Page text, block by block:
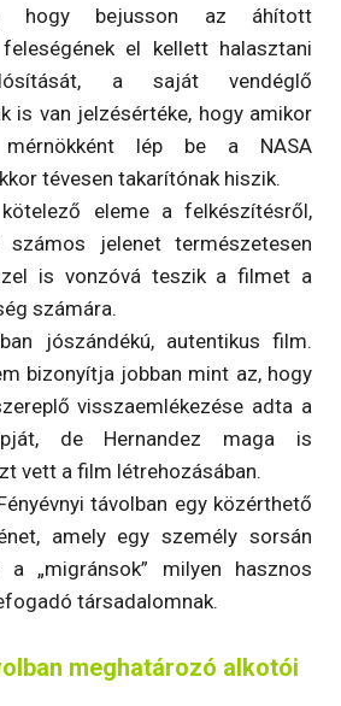
hogy bejusson az áhított
el kellett halasztani
a saját vendéglő
is van jelzésértéke, hogy amikor
mérnökként lép be a NASA
tévesen takarítónak hiszik.
eleme a felkészítésről,
jelenet természetesen
is vonzóvá teszik a filmet a
számára.
jószándékú, autentikus film.
bizonyítja jobban mint az, hogy
visszaemlékezése adta a
de Hernandez maga is
vett a film létrehozásában.
távolban egy közérthető
amely egy személy sorsán
„migránsok” milyen hasznos
társadalomnak.
meghatározó alkotói